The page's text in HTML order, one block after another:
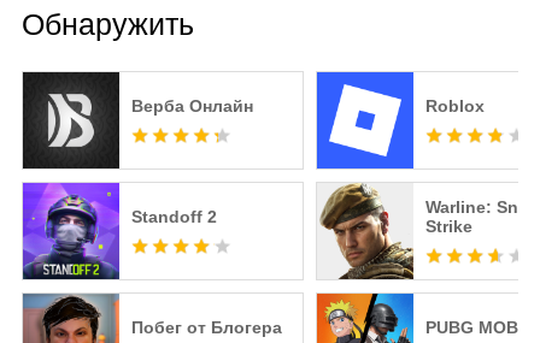
Обнаружить
Верба Онлайн Roblox
Standoff 2
Warline:
Strike
Побег от Блогера PUBG